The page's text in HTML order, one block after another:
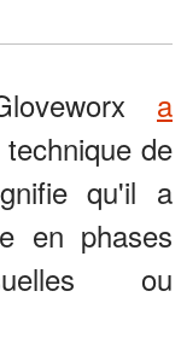
a
de
qu'il a
en phases
ou